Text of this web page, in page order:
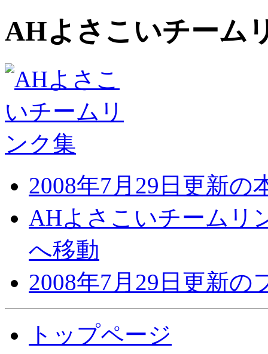
AHよさこいチーム
2008年7月29日更新の
AHよさこいチームリ
へ移動
2008年7月29日更新の
トップページ